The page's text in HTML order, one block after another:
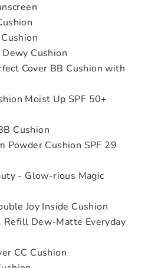
Cushion
Cover BB Cushion with
Moist Up SPF 50+
Cushion
Powder Cushion SPF 29
- Glow-rious Magic
Joy Inside Cushion
Refill Dew-Matte Everyday
CC Cushion